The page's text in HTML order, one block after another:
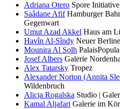
Adriana Otero Spore Initiative
Saâdane Afif Hamburger
Gegenwart
Umut Azad Akkel Haus am
Havîn Al-Sîndy Neuer
Mounira Al Solh
Josef Albers Galerie
Alex Tatarsky Tropez
Alexander Norton (Annita
Wildenbruch
Alicja Rogalska Studio |
Kamal Aljafari Galerie im